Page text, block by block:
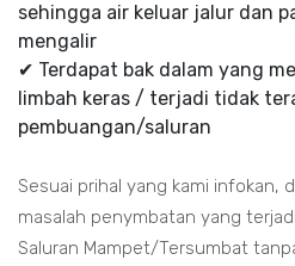
sehingga air keluar jalur dan
mengalir
✔ Terdapat bak dalam yang
limbah keras / terjadi tidak
pembuangan/saluran
Sesuai prihal yang kami infokan,
masalah penymbatan yang
Saluran Mampet/Tersumbat